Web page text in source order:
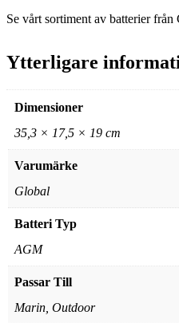
Se vårt sortiment av batterier från
Ytterligare
Dimensioner
35,3 × 17,5 × 19 cm
Varumärke
Global
Batteri Typ
AGM
Passar Till
Marin, Outdoor